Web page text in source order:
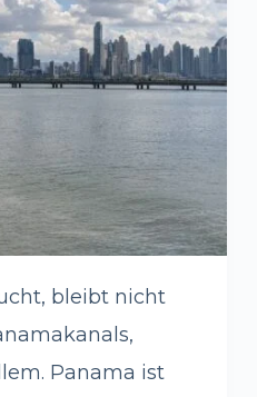
bleibt nicht
Panama ist